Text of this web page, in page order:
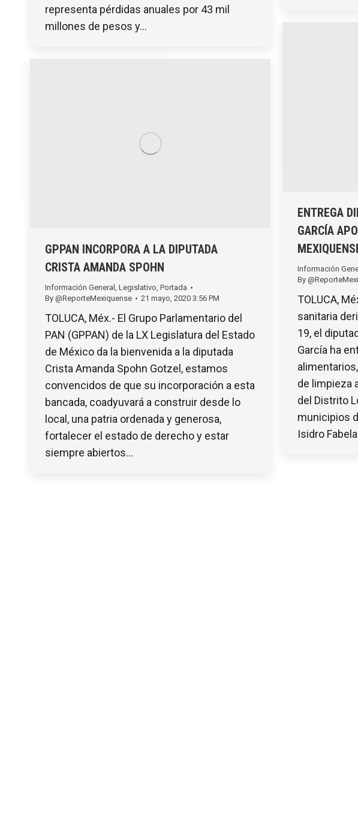
representa pérdidas anuales por 43 mil
millones de pesos y…
ENTREGA
GARCÍA
Información
By
TOLUCA,
sanitaria
19, el
García ha
de limpieza
del Distrito
municipios
Isidro
GPPAN INCORPORA A LA DIPUTADA
CRISTA AMANDA SPOHN
Información General , Legislativo, Portada
By @ReporteMexiquense 21 mayo, 2020 3:56 PM
TOLUCA, Méx.- El Grupo Parlamentario del
PAN (GPPAN) de la LX Legislatura del Estado
de México da la bienvenida a la diputada
Crista Amanda Spohn Gotzel, estamos
convencidos de que su incorporación a esta
bancada, coadyuvará a construir desde lo
local, una patria ordenada y generosa,
fortalecer el estado de derecho y estar
siempre abiertos…